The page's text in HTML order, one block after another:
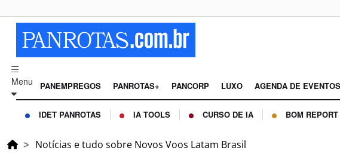
Menu PANEMPREGOS PANROTAS+ PANCORP LUXO AGENDA DE EVENTOS
IDET PANROTAS IA TOOLS CURSO DE IA BOM REPORT
Notícias e tudo sobre Novos Voos Latam Brasil